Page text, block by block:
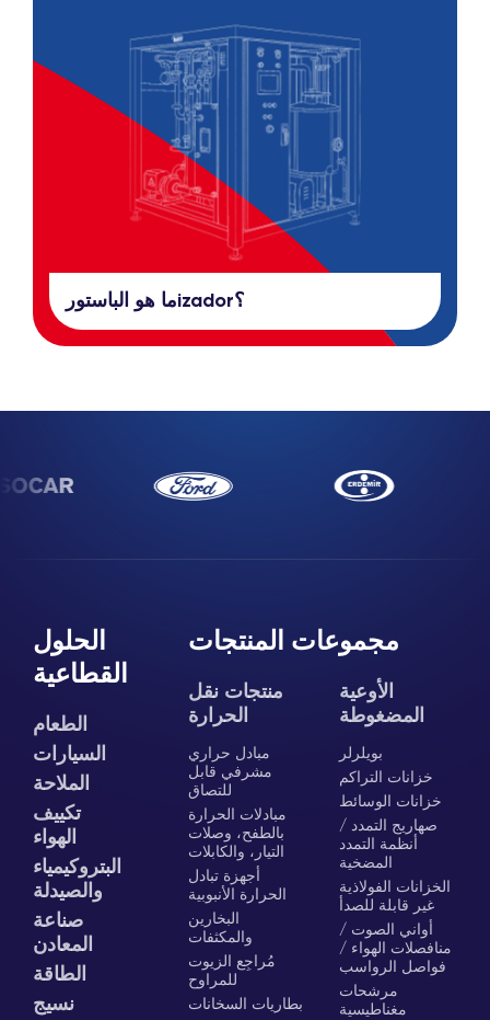
ما هو الباستورizador؟
الحلول
القطاعية
الطعام
السيارات
الملاحة
تكييف
الهواء
البتروكيمياء
والصيدلة
صناعة
المعادن
الطاقة
نسيج
مجموعات المنتجات
منتجات نقل
الحرارة
مبادل حراري
مشرفي قابل
للتصاق
مبادلات الحرارة
بالطفح، وصلات
التيار، والكابلات
أجهزة تبادل
الحرارة الأنبوبية
البخارين
والمكثفات
مُراجِع الزيوت
للمراوح
بطاريات السخانات
الأوعية
المضغوطة
بويلرلر
خزانات التراكم
خزانات الوسائط
صهاريج التمدد /
أنظمة التمدد
المضخية
الخزانات الفولاذية
غير قابلة للصدأ
أواني الصوت /
منافصلات الهواء /
فواصل الرواسب
مرشحات
مغناطيسية